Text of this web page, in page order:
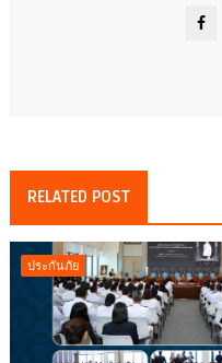
RELATED POST
ประกันภัย